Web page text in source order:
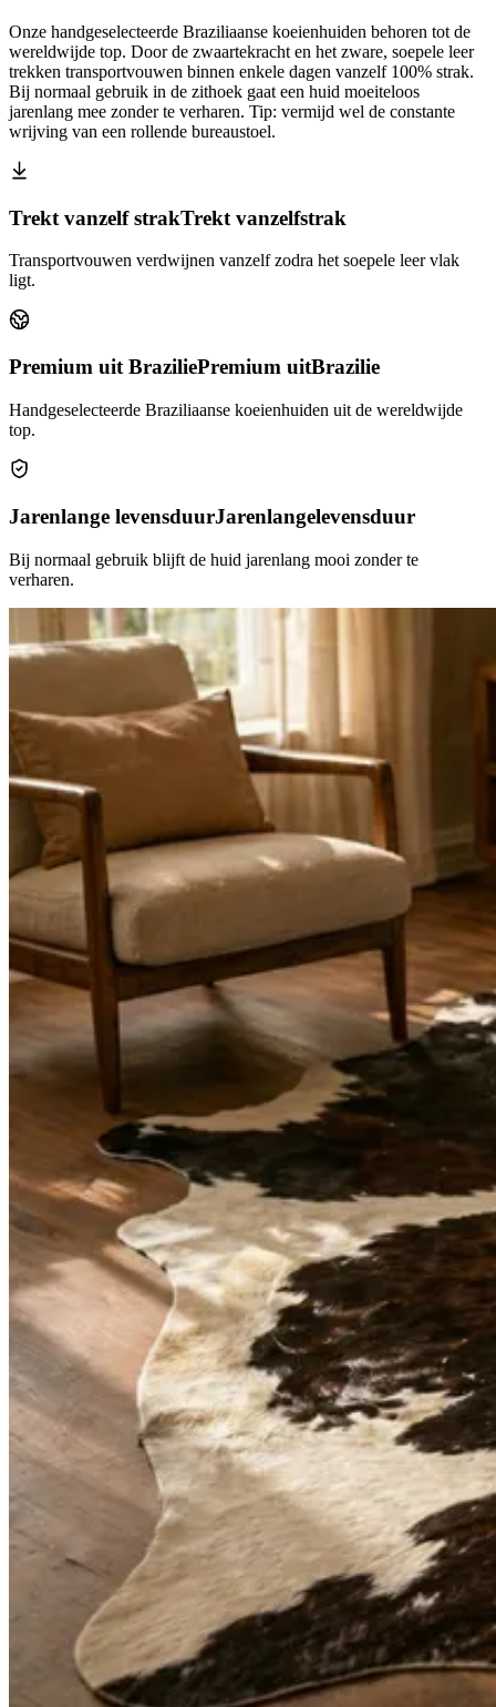
Onze handgeselecteerde Braziliaanse koeienhuiden behoren tot de
wereldwijde top. Door de zwaartekracht en het zware, soepele leer
trekken transportvouwen binnen enkele dagen vanzelf 100% strak.
Bij normaal gebruik in de zithoek gaat een huid moeiteloos
jarenlang mee zonder te verharen. Tip: vermijd wel de constante
wrijving van een rollende bureaustoel.
Trekt vanzelf strakTrekt vanzelfstrak
Transportvouwen verdwijnen vanzelf zodra het soepele leer vlak
ligt.
Premium uit BraziliePremium uitBrazilie
Handgeselecteerde Braziliaanse koeienhuiden uit de wereldwijde
top.
Jarenlange levensduurJarenlangelevensduur
Bij normaal gebruik blijft de huid jarenlang mooi zonder te
verharen.